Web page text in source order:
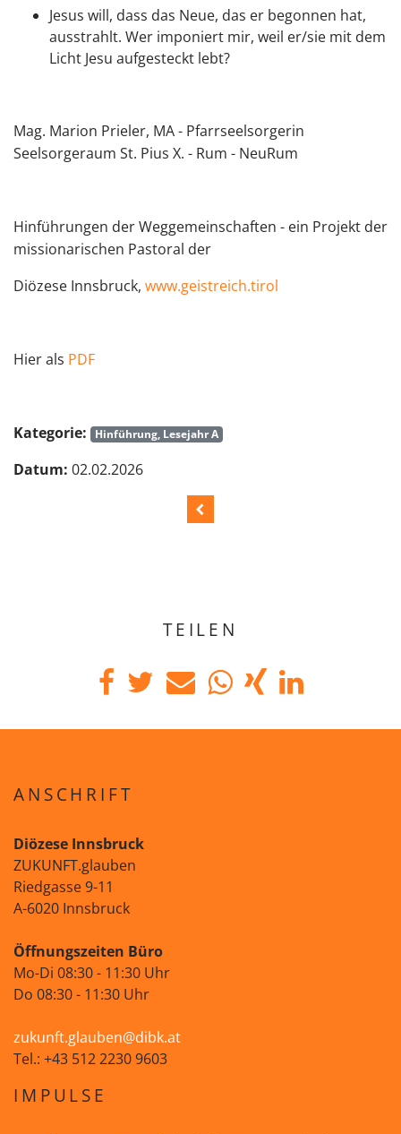
Jesus will, dass das Neue, das er begonnen hat,
ausstrahlt. Wer imponiert mir, weil er/sie mit dem
Licht Jesu aufgesteckt lebt?
Mag. Marion Prieler, MA - Pfarrseelsorgerin
Seelsorgeraum St. Pius X. - Rum - NeuRum
Hinführungen der Weggemeinschaften - ein Projekt der
missionarischen Pastoral der
Diözese Innsbruck, www.geistreich.tirol
Hier als PDF
Kategorie: Hinführung, Lesejahr A
Datum: 02.02.2026
TEILEN
ANSCHRIFT
Diözese Innsbruck
ZUKUNFT.glauben
Riedgasse 9-11
A-6020 Innsbruck
Öffnungszeiten Büro
Mo-Di 08:30 - 11:30 Uhr
Do 08:30 - 11:30 Uhr
zukunft.glauben@dibk.at
Tel.: +43 512 2230 9603
IMPULSE